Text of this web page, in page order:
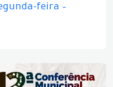
feira –